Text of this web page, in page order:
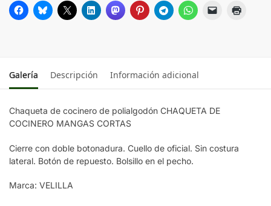
Black
Galería Descripción Información adicional
Chaqueta de cocinero de polialgodón CHAQUETA DE
COCINERO MANGAS CORTAS
Cierre con doble botonadura. Cuello de oficial. Sin costura
lateral. Botón de repuesto. Bolsillo en el pecho.
Marca: VELILLA